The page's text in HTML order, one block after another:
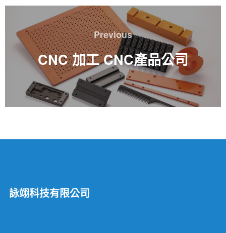
Previous
Previous
CNC 加工 CNC產品公司
詠翊科技有限公司